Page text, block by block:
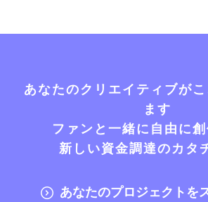
あなたのクリエイティブが
ます
ファンと一緒に自由に
新しい資金調達のカタ
あなたのプロジェクトを